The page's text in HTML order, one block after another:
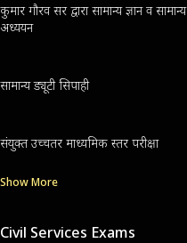
कुमार गौरव सर द्वारा सामान्य ज्ञान व सामान्य
अध्ययन
सामान्य ड्यूटी सिपाही
संयुक्त उच्चतर माध्यमिक स्तर परीक्षा
Show More
Civil Services Exams